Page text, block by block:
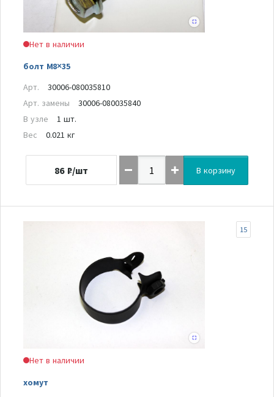
Нет в наличии
болт M8×35
Арт.
30006-080035810
Арт. замены
30006-080035840
В узле
1 шт.
Вес
0.021 кг
86 ₽/шт В корзину
Нет в наличии
хомут
15